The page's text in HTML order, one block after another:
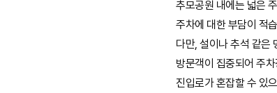
추모공원 내에는 넓은
주차에 대한 부담이 적
다만, 설이나 추석 같은
방문객이 집중되어 주
진입로가 혼잡할 수 있